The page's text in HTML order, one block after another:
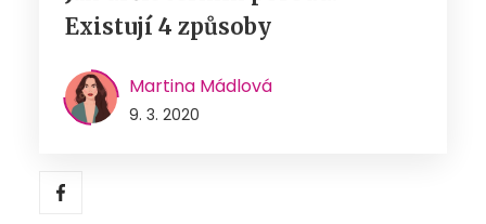
Existují 4 způsoby
Martina Mádlová
9. 3. 2020